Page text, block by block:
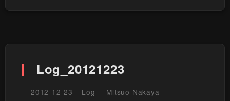
Log_20121223
2012-12-23 Log Mitsuo Nakaya